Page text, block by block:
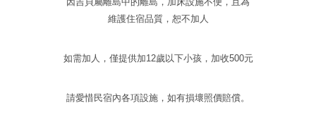
維護住宿品質，恕不加人
如需加人，僅提供加12歲以下小孩，加收500元
請愛惜民宿內各項設施，如有損壞照價賠償。